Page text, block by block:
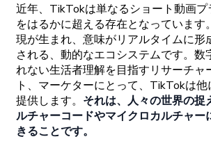
近年、 TikTokは単なるショート動画プ
をはるかに超える存在となっています。
現が生まれ、 意味がリアルタイムに形
される、 動的なエコシステムです。 数
れない生活者理解を目指すリサーチャ
ト、 マーケターにとって、 TikTokは他
提供します。 それは、 人々の世界の捉
ルチャーコードやマイクロカルチャー
きることです。